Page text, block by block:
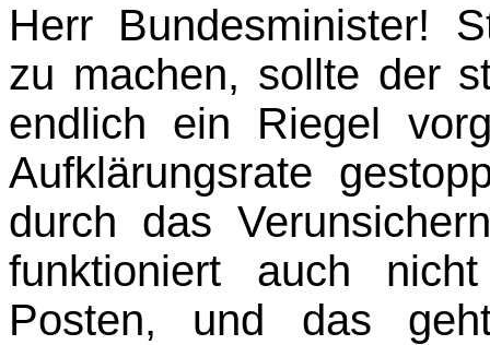
Herr Bundesminister!
zu machen, sollte der
endlich ein Riegel
Aufklärungs­rate
durch das
funktioniert auch
Posten, und das